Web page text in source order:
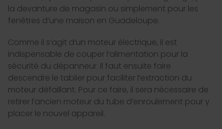
la devanture de magasin ou simplement pour les
fenêtres d’une maison en Guadeloupe.
Comme il s’agit d’un moteur électrique, il est
indispensable de couper l’alimentation pour la
sécurité du dépanneur. Il faut ensuite faire
descendre le tablier pour faciliter l’extraction du
moteur défaillant. Pour ce faire, il sera nécessaire de
retirer l’ancien moteur du tube d’enroulement pour y
placer le nouvel appareil.